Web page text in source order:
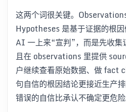
这两个词很关键。
Hypotheses 是基于证据的根
AI 一上来“宣判”，而是先收集
且在 observations 里提供
户继续查看原始数据、做 fact
句自信的根因结论更接近生产
错误的自信比承认不确定更危险